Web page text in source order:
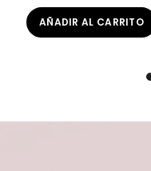
AÑADIR AL CARRITO